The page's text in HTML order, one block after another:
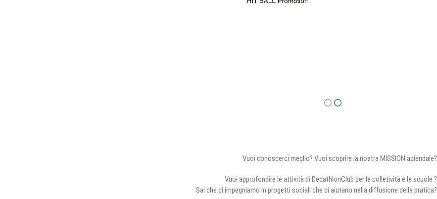
Vuoi conoscerci meglio? Vuoi scoprire la nostra MISSION aziendale?
Vuoi approfondire le attività di DecathlonClub per le colletività e le scuole ?
Sai che ci impegniamo in progetti sociali che ci aiutano nella diffusione della pratica?